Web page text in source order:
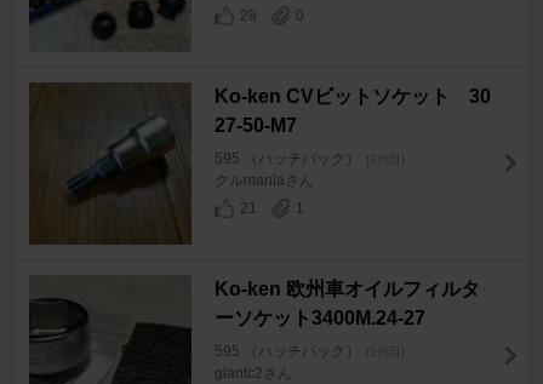
28
0
Ko-ken CVビットソケット 30
27-50-M7
595 （ハッチバック） [2代目]
クルmaniaさん
21
1
Ko-ken 欧州車オイルフィルタ
ーソケット3400M.24-27
595 （ハッチバック） [2代目]
giantc2さん